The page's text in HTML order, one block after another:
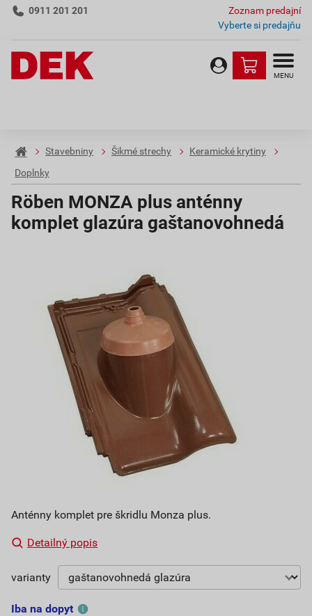
0911 201 201
Zoznam predajní
Vyberte si predajňu
MENU
Stavebniny Šikmé strechy
Keramické krytiny
Doplnky
Röben MONZA plus anténny
komplet glazúra gaštanovohnedá
Anténny komplet pre škridlu Monza plus.
Detailný popis
varianty
Iba na dopyt